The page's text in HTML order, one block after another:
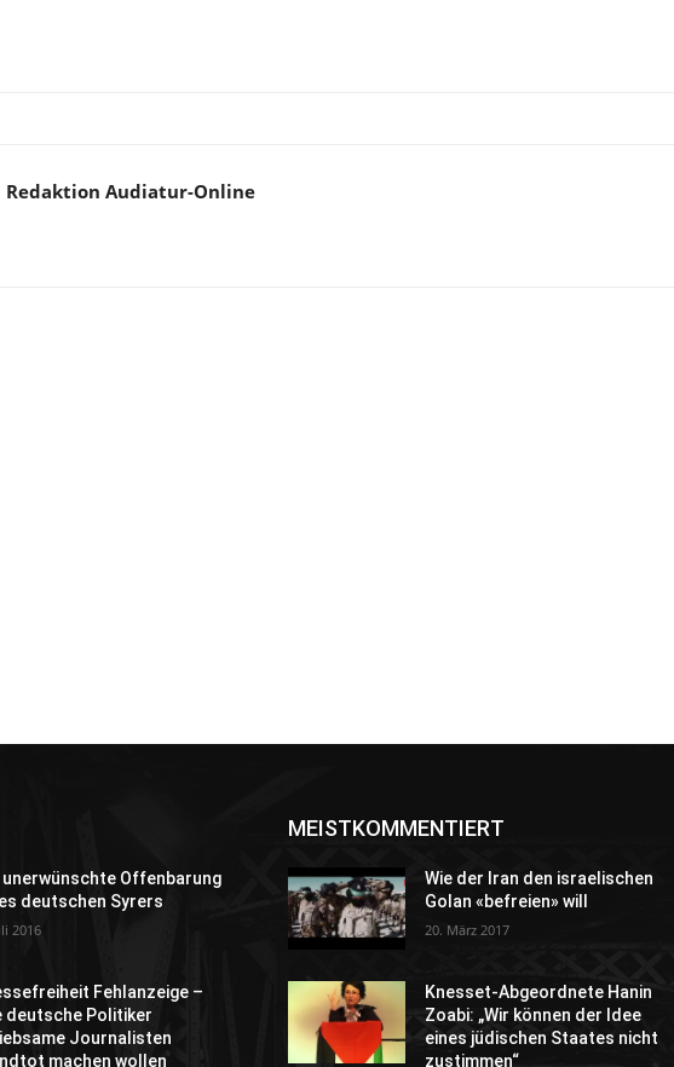
Redaktion Audiatur-Online
unerwünschte Offenbarung
deutschen Syrers
2016
Fehlanzeige –
deutsche Politiker
Journalisten
machen wollen
MEISTKOMMENTIERT
Wie der Iran den israelischen
Golan «befreien» will
20. März 2017
Knesset-Abgeordnete Hanin
Zoabi: „Wir können der Idee
eines jüdischen Staates nicht
zustimmen“